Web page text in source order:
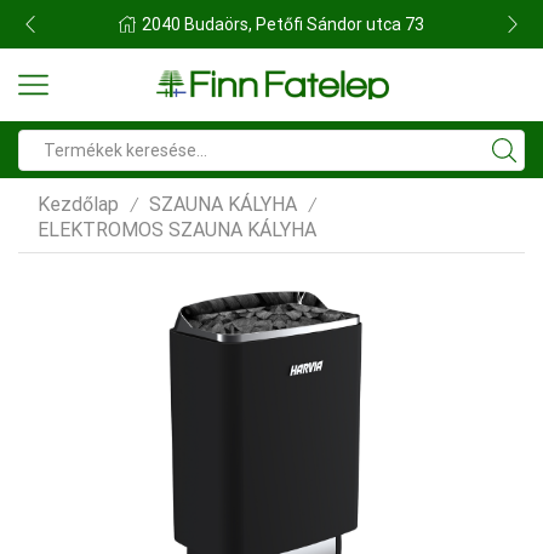
FINN FATELEP BUDAÖRS
input
Kezdőlap / SZAUNA KÁLYHA /
ELEKTROMOS SZAUNA KÁLYHA